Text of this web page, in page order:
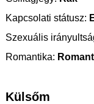
Kapcsolati státusz:
Szexuális
Romantika:
Külsőm